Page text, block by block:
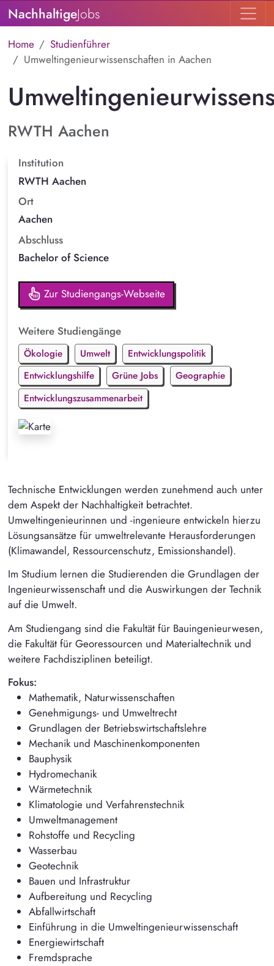
NachhaltigeJobs
Home
Studienführer
Umweltingenieurwissenschaften in Aachen
RWTH Aachen
Institution
RWTH Aachen
Ort
Aachen
Abschluss
Bachelor of Science
Zur Studiengangs-Webseite
Weitere Studiengänge
Ökologie Umwelt
Entwicklungspolitik
Entwicklungshilfe
Grüne Jobs
Geographie
Entwicklungszusammenarbeit
Technische Entwicklungen werden zunehmend auch unter
dem Aspekt der Nachhaltigkeit betrachtet.
Umweltingenieurinnen und -ingenieure entwickeln hierzu
Lösungsansätze für umweltrelevante Herausforderungen
(Klimawandel, Ressourcenschutz, Emissionshandel).
Im Studium lernen die Studierenden die Grundlagen der
Ingenieurwissenschaft und die Auswirkungen der Technik
auf die Umwelt.
Am Studiengang sind die Fakultät für Bauingenieurwesen,
die Fakultät für Georessourcen und Materialtechnik und
weitere Fachdisziplinen beteiligt.
Fokus:
Mathematik, Naturwissenschaften
Genehmigungs- und Umweltrecht
Grundlagen der Betriebswirtschaftslehre
Mechanik und Maschinenkomponenten
Bauphysik
Hydromechanik
Wärmetechnik
Klimatologie und Verfahrenstechnik
Umweltmanagement
Rohstoffe und Recycling
Wasserbau
Geotechnik
Bauen und Infrastruktur
Aufbereitung und Recycling
Abfallwirtschaft
Einführung in die Umweltingenieurwissenschaft
Energiewirtschaft
Fremdsprache